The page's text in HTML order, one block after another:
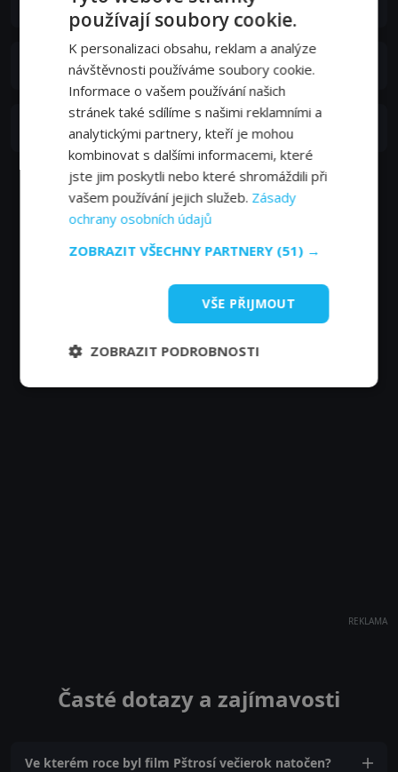
Elo Romančík
Judita Ďurdiaková
REKLAMA
Časté dotazy a zajímavosti
Ve kterém roce byl film Pštrosí večierok natočen?
používají soubory cookie.
K personalizaci obsahu, reklam a analýze
návštěvnosti používáme soubory cookie.
Informace o vašem používání našich
stránek také sdílíme s našimi reklamními a
analytickými partnery, kteří je mohou
kombinovat s dalšími informacemi, které
jste jim poskytli nebo které shromáždili při
vašem používání jejich služeb. Zásady
ochrany osobních údajů
ZOBRAZIT VŠECHNY PARTNERY (51) →
VŠE PŘIJMOUT
ZOBRAZIT PODROBNOSTI